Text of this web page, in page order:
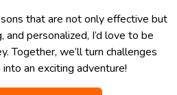
that are not only effective but
personalized, I’d love to be
Together, we’ll turn challenges
an exciting adventure!